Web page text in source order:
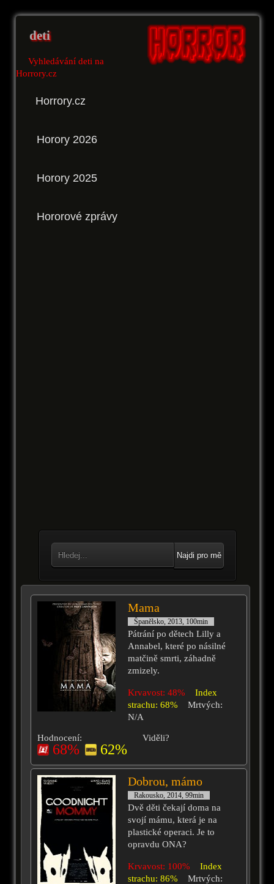
deti
Vyhledávání deti na
Horrory.cz
Horrory.cz
Horory 2026
Horory 2025
Hororové zprávy
Najdi pro mě
Mama
Španělsko, 2013, 100min
Pátrání po dětech Lilly a
Annabel, které po násilné
matčině smrti, záhadně
zmizely.
Krvavost: 48%
Index
strachu: 68%
Mrtvých:
N/A
Hodnocení:
68% 62%
Viděli?
Dobrou, mámo
Rakousko, 2014, 99min
Dvě děti čekají doma na
svojí mámu, která je na
plastické operaci. Je to
opravdu ONA?
Krvavost: 100%
Index
strachu: 86%
Mrtvých: